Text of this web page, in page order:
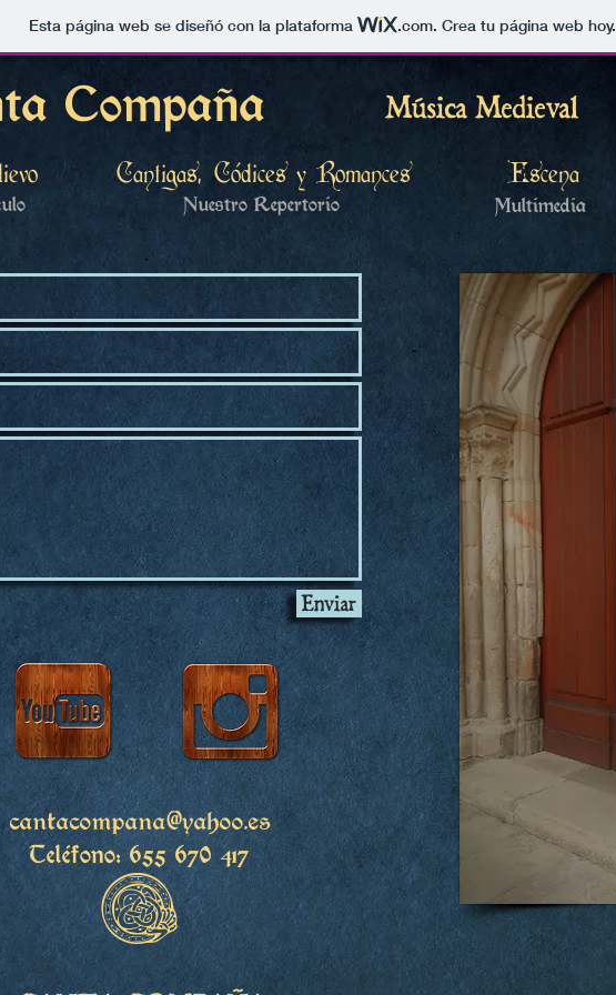
Esta página web se diseñó con la plataforma .com. Crea tu página web hoy.
Compaña Música Medieval
Cantigas, Códices y Romances
Nuestro Repertorio
Escena
Multimedia
Enviar
cantacompana@yahoo.es
Teléfono: 655 670 417
O